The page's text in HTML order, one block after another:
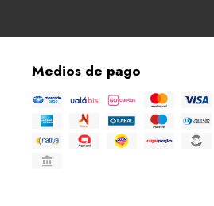
Medios de pago